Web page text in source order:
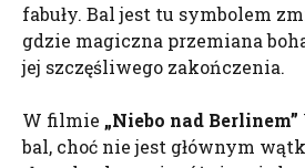
fabuły. Bal jest tu symbolem
gdzie magiczna przemiana
jej szczęśliwego zakończenia.
W filmie „Niebo nad Berlinem”
bal, choć nie jest głównym